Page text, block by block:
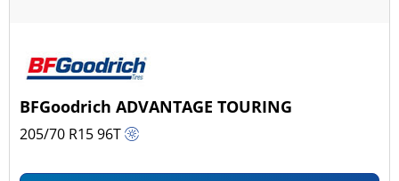
BFGoodrich ADVANTAGE TOURING
205/70 R1596T